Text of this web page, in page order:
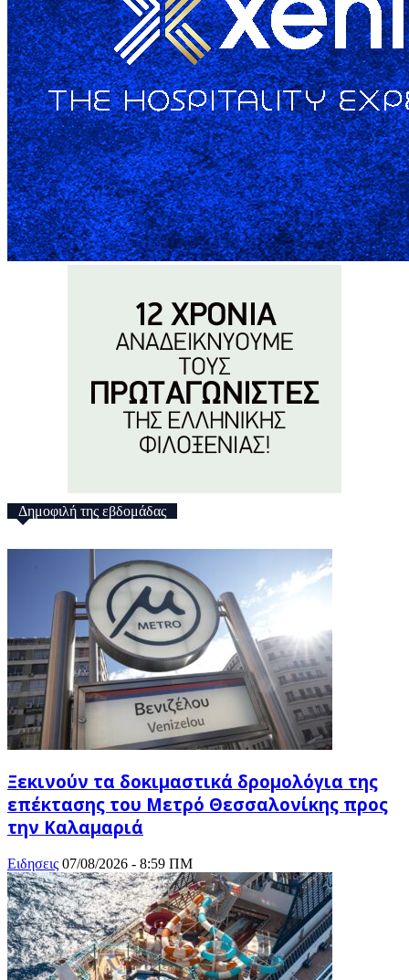
Δημοφιλή της εβδομάδας
Ξεκινούν τα δοκιμαστικά δρομολόγια της
επέκτασης του Μετρό Θεσσαλονίκης προς
την Καλαμαριά
Ειδησεις 07/08/2026 - 8:59 ΠΜ